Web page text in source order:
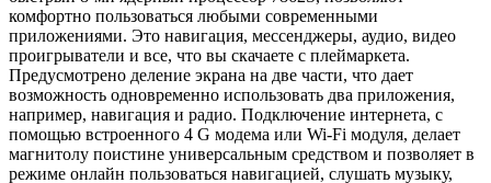
комфортно пользоваться любыми современными
приложениями. Это навигация, мессенджеры, аудио, видео
проигрыватели и все, что вы скачаете с плеймаркета.
Предусмотрено деление экрана на две части, что дает
возможность одновременно использовать два приложения,
например, навигация и радио. Подключение интернета, с
помощью встроенного 4 G модема или Wi-Fi модуля, делает
магнитолу поистине универсальным средством и позволяет в
режиме онлайн пользоваться навигацией, слушать музыку,